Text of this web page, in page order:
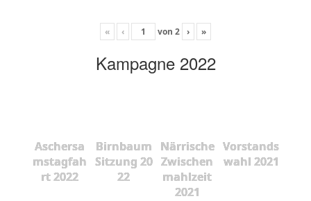
« ‹ von 2 › »
Kampagne 2022
Aschersa
mstagfah
rt 2022
Birnbaum
Sitzung 20
22
Närrische
Zwischen
mahlzeit
2021
Vorstands
wahl 2021